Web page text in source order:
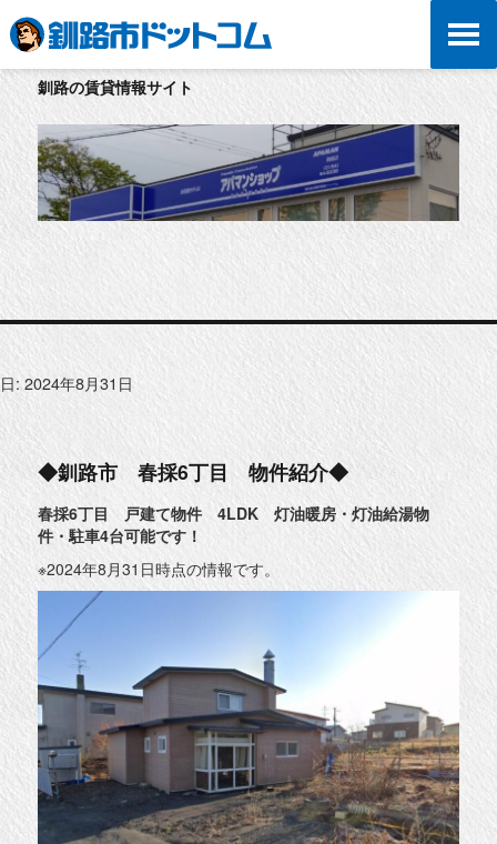
釧路の賃貸情報サイト
日: 2024年8月31日
◆釧路市 春採6丁目 物件紹介◆
春採6丁目 戸建て物件 4LDK 灯油暖房・灯油給湯物
件・駐車4台可能です！
※2024年8月31日時点の情報です。